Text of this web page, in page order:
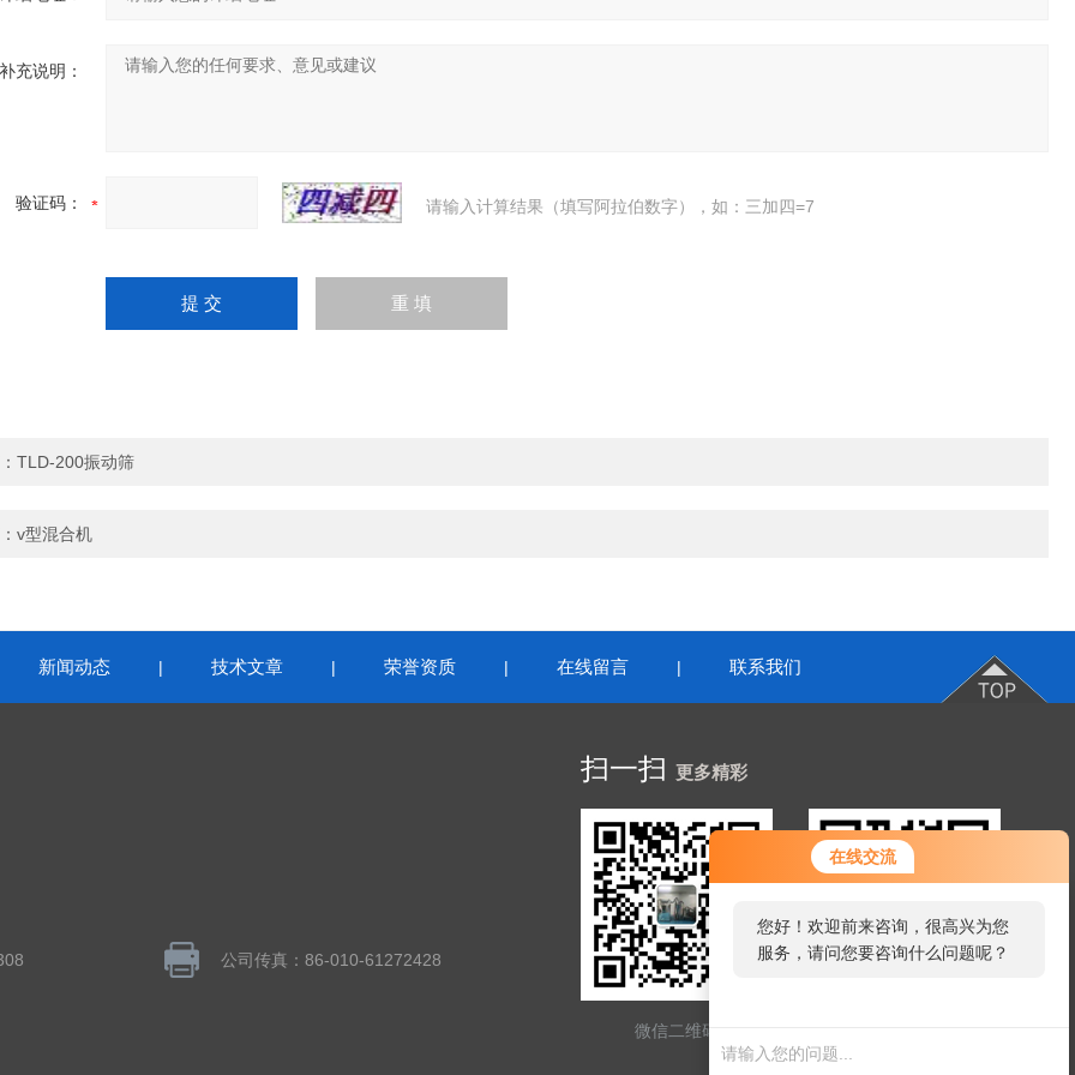
在线交流
您好！欢迎前来咨询，很高兴为您
服务，请问您要咨询什么问题呢？
补充说明：
验证码： 请输入计算结果（填写阿拉伯数字），如：三加四=7
TLD-200振动筛
v型混合机
新闻动态 | 技术文章 | 荣誉资质 | 在线留言 | 联系我们
公司传真：86-010-61272428
扫一扫 更多精彩
微信二维码